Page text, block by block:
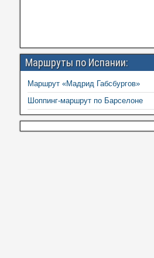
Маршруты по Испании:
Маршрут «Мадрид Габсбургов»
Шоппинг-маршрут по Барселоне